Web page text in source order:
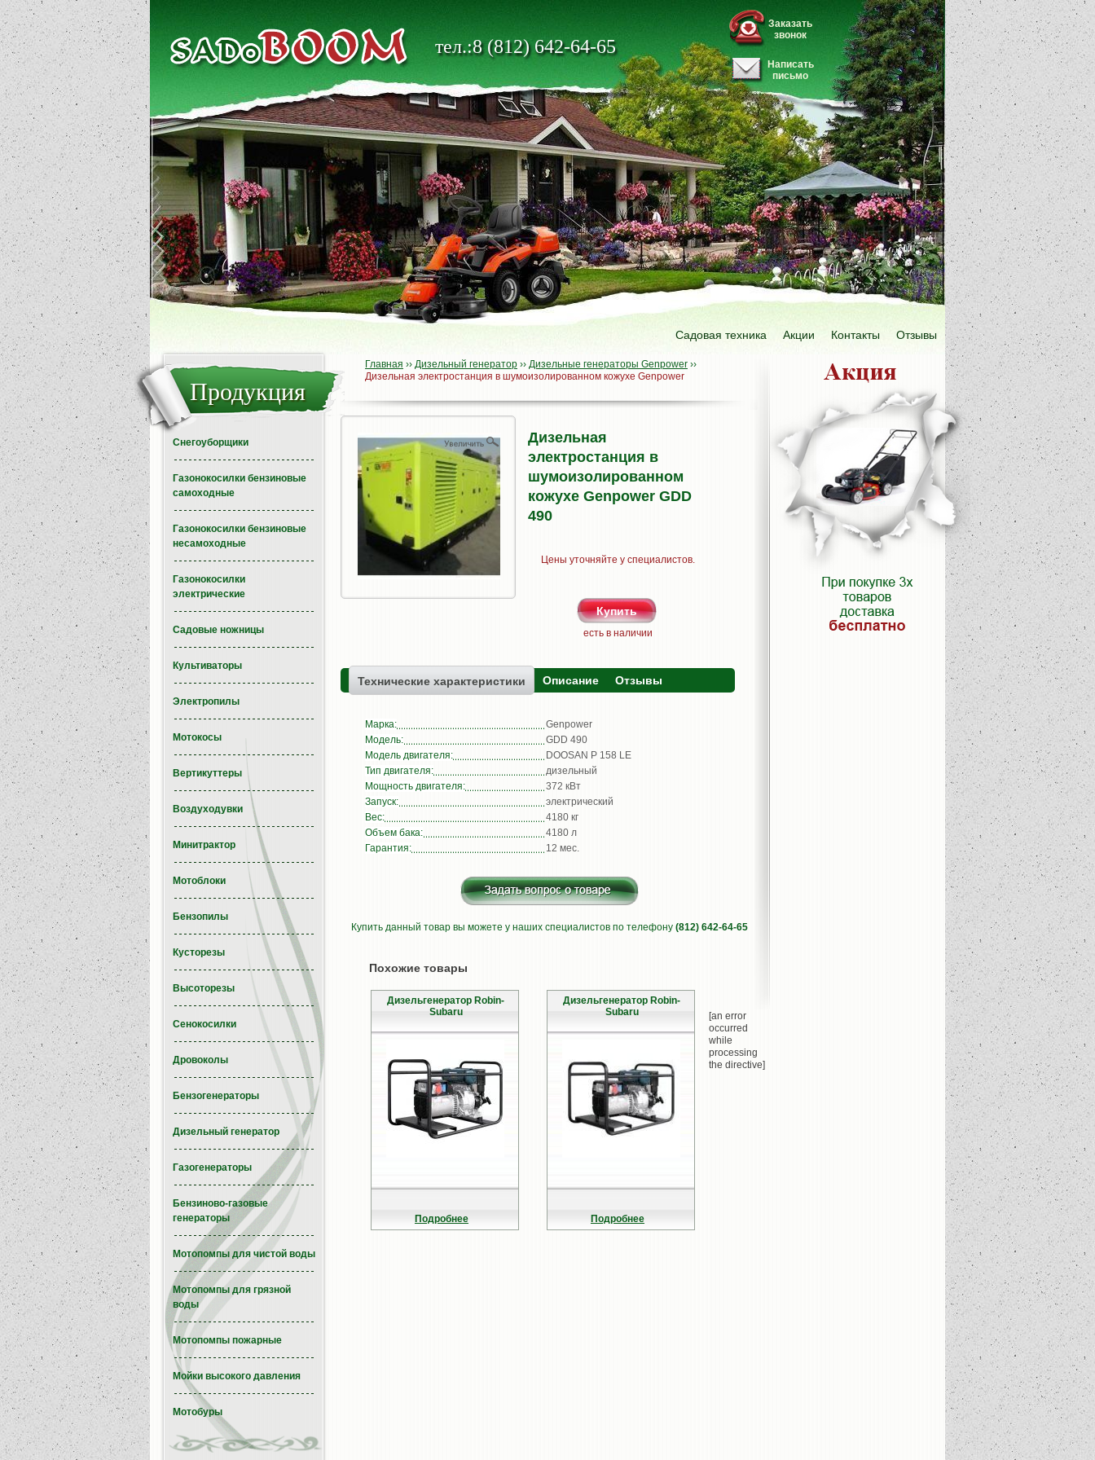
тел.:8 (812) 642-64-65
Заказать
звонок
Написать
письмо
Садовая техника Акции Контакты Отзывы
Главная ›› Дизельный генератор ›› Дизельные генераторы Genpower ››
Дизельная электростанция в шумоизолированном кожухе Genpower
Дизельная
электростанция в
шумоизолированном
кожухе Genpower GDD
490
Цены уточняйте у специалистов.
есть в наличии
Технические характеристики Описание Отзывы
Марка:
Genpower
Модель:
GDD 490
Модель двигателя:
DOOSAN P 158 LE
Тип двигателя:
дизельный
Мощность двигателя:
372 кВт
Запуск:
электрический
Вес:
4180 кг
Объем бака:
4180 л
Гарантия:
12 мес.
Купить данный товар вы можете у наших специалистов по телефону (812) 642-64-65
Похожие товары
Дизельгенератор Robin-
Subaru
Подробнее
Дизельгенератор Robin-
Subaru
Подробнее
[an error
occurred
while
processing
the directive]
Продукция
Снегоуборщики
Газонокосилки бензиновые
самоходные
Газонокосилки бензиновые
несамоходные
Газонокосилки
электрические
Садовые ножницы
Культиваторы
Электропилы
Мотокосы
Вертикуттеры
Воздуходувки
Минитрактор
Мотоблоки
Бензопилы
Кусторезы
Высоторезы
Сенокосилки
Дровоколы
Бензогенераторы
Дизельный генератор
Газогенераторы
Бензиново-газовые
генераторы
Мотопомпы для чистой воды
Мотопомпы для грязной
воды
Мотопомпы пожарные
Мойки высокого давления
Мотобуры